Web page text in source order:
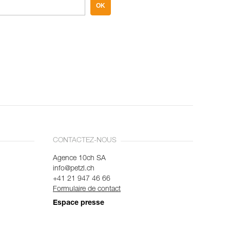
OK
CONTACTEZ-NOUS
Agence 10ch SA
info@petzl.ch
+41 21 947 46 66
Formulaire de contact
Espace presse